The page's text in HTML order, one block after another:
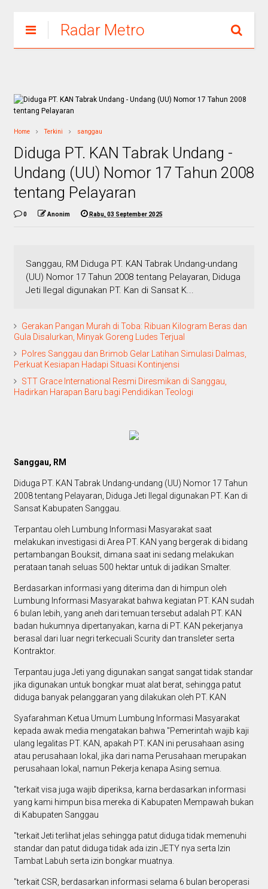
Radar Metro
Home Terkini sanggau
Diduga PT. KAN Tabrak Undang -
Undang (UU) Nomor 17 Tahun 2008
tentang Pelayaran
0 Anonim Rabu, 03 September 2025
Sanggau, RM Diduga PT. KAN Tabrak Undang-undang
(UU) Nomor 17 Tahun 2008 tentang Pelayaran, Diduga
Jeti Ilegal digunakan PT. Kan di Sansat K...
Gerakan Pangan Murah di Toba: Ribuan Kilogram Beras dan
Gula Disalurkan, Minyak Goreng Ludes Terjual
Polres Sanggau dan Brimob Gelar Latihan Simulasi Dalmas,
Perkuat Kesiapan Hadapi Situasi Kontinjensi
STT Grace International Resmi Diresmikan di Sanggau,
Hadirkan Harapan Baru bagi Pendidikan Teologi
Sanggau, RM
Diduga PT. KAN Tabrak Undang-undang (UU) Nomor 17 Tahun
2008 tentang Pelayaran, Diduga Jeti Ilegal digunakan PT. Kan di
Sansat Kabupaten Sanggau.
Terpantau oleh Lumbung Informasi Masyarakat saat
melakukan investigasi di Area PT. KAN yang bergerak di bidang
pertambangan Bouksit, dimana saat ini sedang melakukan
perataan tanah seluas 500 hektar untuk di jadikan Smalter.
Berdasarkan informasi yang diterima dan di himpun oleh
Lumbung Informasi Masyarakat bahwa kegiatan PT. KAN sudah
6 bulan lebih, yang aneh dari temuan tersebut adalah PT. KAN
badan hukumnya dipertanyakan, karna di PT. KAN pekerjanya
berasal dari luar negri terkecuali Scurity dan transleter serta
Kontraktor.
Terpantau juga Jeti yang digunakan sangat sangat tidak standar
jika digunakan untuk bongkar muat alat berat, sehingga patut
diduga banyak pelanggaran yang dilakukan oleh PT. KAN
Syafarahman Ketua Umum Lumbung Informasi Masyarakat
kepada awak media mengatakan bahwa "Pemerintah wajib kaji
ulang legalitas PT. KAN, apakah PT. KAN ini perusahaan asing
atau perusahaan lokal, jika dari nama Perusahaan merupakan
perusahaan lokal, namun Pekerja kenapa Asing semua.
"terkait visa juga wajib diperiksa, karna berdasarkan informasi
yang kami himpun bisa mereka di Kabupaten Mempawah bukan
di Kabupaten Sanggau
"terkait Jeti terlihat jelas sehingga patut diduga tidak memenuhi
standar dan patut diduga tidak ada izin JETY nya serta Izin
Tambat Labuh serta izin bongkar muatnya.
"terkait CSR, berdasarkan informasi selama 6 bulan beroperasi